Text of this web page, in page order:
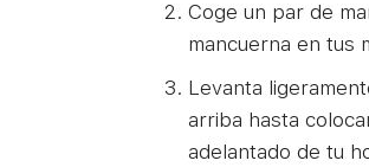
Coge un par de
mancuerna en tus
Levanta
arriba hasta
adelantado de tu